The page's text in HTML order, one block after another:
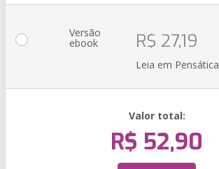
Versão
ebook R$ 27,19
Leia em Pensática
Valor total:
R$ 52,90